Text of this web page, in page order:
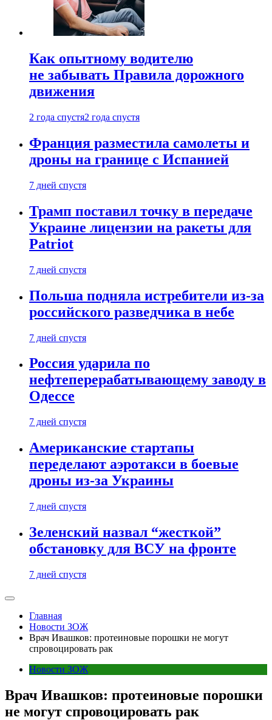
Как опытному водителю
не забывать Правила дорожного
движения
2 года спустя2 года спустя
Франция разместила самолеты и
дроны на границе с Испанией
7 дней спустя
Трамп поставил точку в передаче
Украине лицензии на ракеты для
Patriot
7 дней спустя
Польша подняла истребители из-за
российского разведчика в небе
7 дней спустя
Россия ударила по
нефтеперерабатывающему заводу в
Одессе
7 дней спустя
Американские стартапы
переделают аэротакси в боевые
дроны из-за Украины
7 дней спустя
Зеленский назвал “жесткой”
обстановку для ВСУ на фронте
7 дней спустя
Главная
Новости ЗОЖ
Врач Ивашков: протеиновые порошки не могут
спровоцировать рак
Новости ЗОЖ
Врач Ивашков: протеиновые порошки
не могут спровоцировать рак